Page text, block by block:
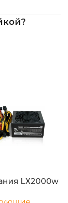
LX2000w